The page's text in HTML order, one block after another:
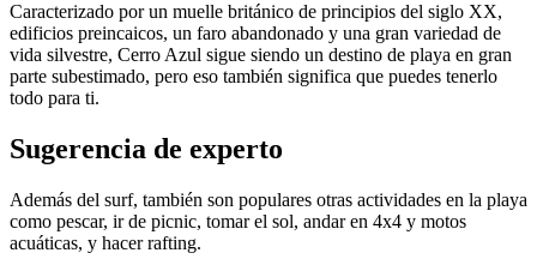
Caracterizado por un muelle británico de principios del siglo XX,
edificios preincaicos, un faro abandonado y una gran variedad de
vida silvestre, Cerro Azul sigue siendo un destino de playa en gran
parte subestimado, pero eso también significa que puedes tenerlo
todo para ti.
Sugerencia de experto
Además del surf, también son populares otras actividades en la playa
como pescar, ir de picnic, tomar el sol, andar en 4x4 y motos
acuáticas, y hacer rafting.